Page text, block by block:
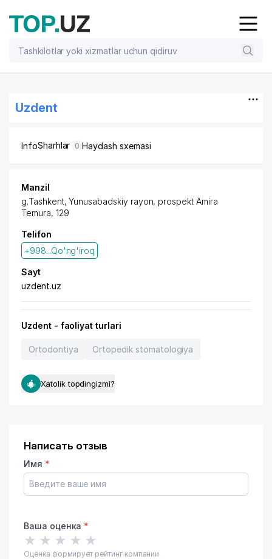
Uzdent
InfoSharhlar 0 Haydash sxemasi
Manzil
g.Tashkent,Yunusabadskiy rayon, prospekt Amira
Temura, 129
Telifon
+998...Qo'ng'iroq
Sayt
uzdent.uz
Uzdent - faoliyat turlari
Ortodontiya Ortopedik stomatologiya
Xatolik topdingizmi?
Написать отзыв
Имя *
Ваша оценка *
★ ★ ★ ★ ★
Оценка формирует рейтинг компании